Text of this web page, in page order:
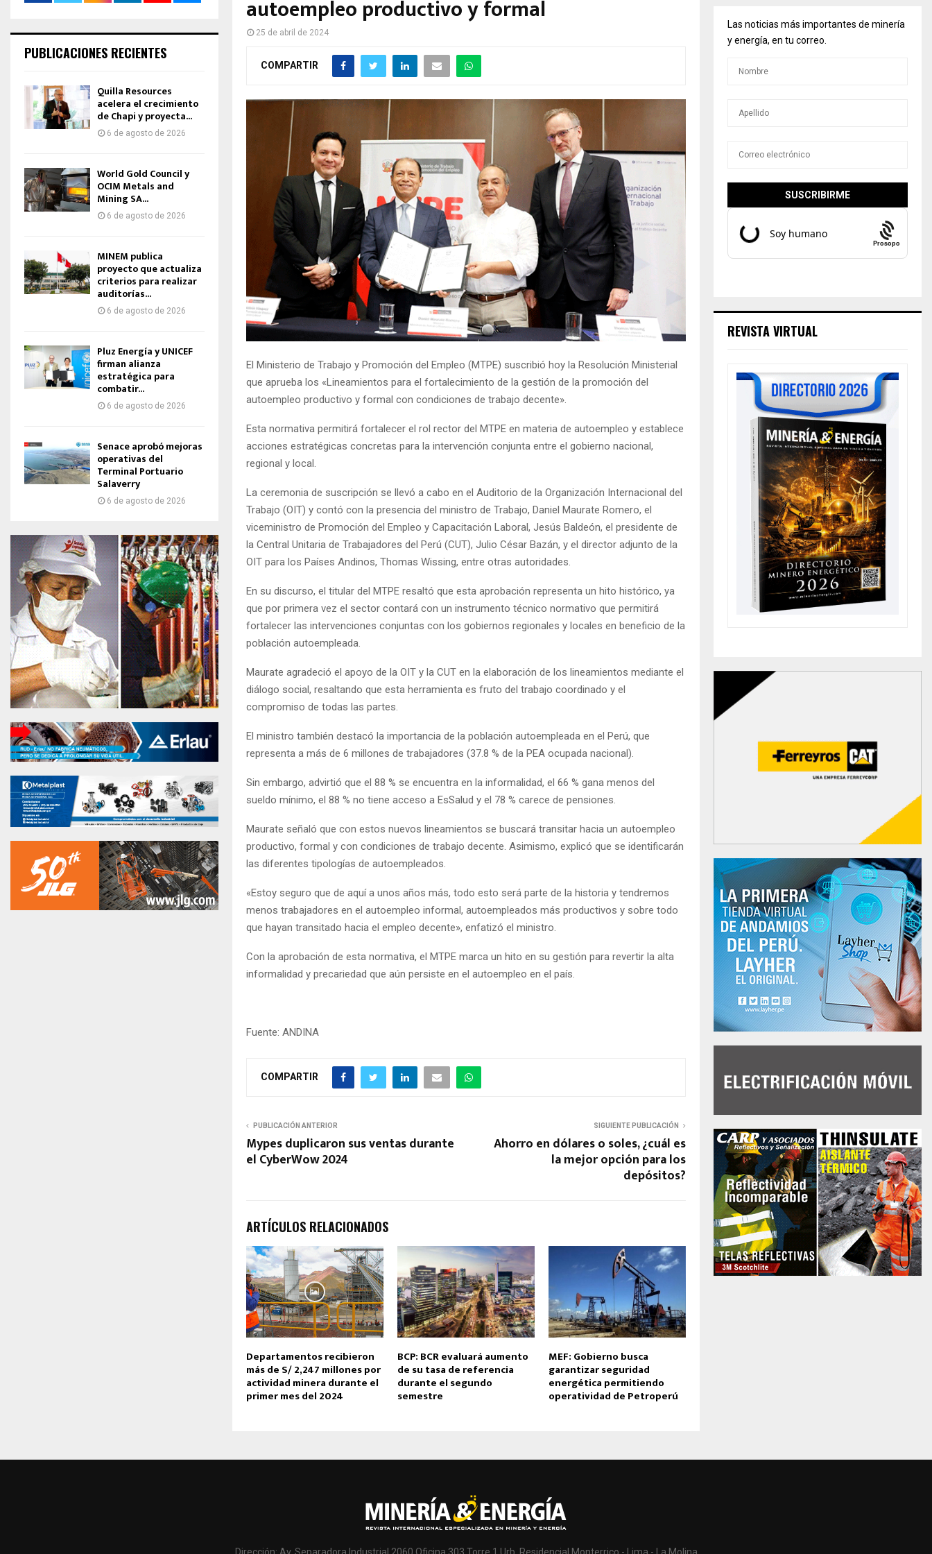
autoempleo productivo y formal
25 de abril de 2024
COMPARTIR
El Ministerio de Trabajo y Promoción del Empleo (MTPE) suscribió hoy la Resolución Ministerial
que aprueba los «Lineamientos para el fortalecimiento de la gestión de la promoción del
autoempleo productivo y formal con condiciones de trabajo decente».
Esta normativa permitirá fortalecer el rol rector del MTPE en materia de autoempleo y establece
acciones estratégicas concretas para la intervención conjunta entre el gobierno nacional,
regional y local.
La ceremonia de suscripción se llevó a cabo en el Auditorio de la Organización Internacional del
Trabajo (OIT) y contó con la presencia del ministro de Trabajo, Daniel Maurate Romero, el
viceministro de Promoción del Empleo y Capacitación Laboral, Jesús Baldeón, el presidente de
la Central Unitaria de Trabajadores del Perú (CUT), Julio César Bazán, y el director adjunto de la
OIT para los Países Andinos, Thomas Wissing, entre otras autoridades.
En su discurso, el titular del MTPE resaltó que esta aprobación representa un hito histórico, ya
que por primera vez el sector contará con un instrumento técnico normativo que permitirá
fortalecer las intervenciones conjuntas con los gobiernos regionales y locales en beneficio de la
población autoempleada.
Maurate agradeció el apoyo de la OIT y la CUT en la elaboración de los lineamientos mediante el
diálogo social, resaltando que esta herramienta es fruto del trabajo coordinado y el
compromiso de todas las partes.
El ministro también destacó la importancia de la población autoempleada en el Perú, que
representa a más de 6 millones de trabajadores (37.8 % de la PEA ocupada nacional).
Sin embargo, advirtió que el 88 % se encuentra en la informalidad, el 66 % gana menos del
sueldo mínimo, el 88 % no tiene acceso a EsSalud y el 78 % carece de pensiones.
Maurate señaló que con estos nuevos lineamientos se buscará transitar hacia un autoempleo
productivo, formal y con condiciones de trabajo decente. Asimismo, explicó que se identificarán
las diferentes tipologías de autoempleados.
«Estoy seguro que de aquí a unos años más, todo esto será parte de la historia y tendremos
menos trabajadores en el autoempleo informal, autoempleados más productivos y sobre todo
que hayan transitado hacia el empleo decente», enfatizó el ministro.
Con la aprobación de esta normativa, el MTPE marca un hito en su gestión para revertir la alta
informalidad y precariedad que aún persiste en el autoempleo en el país.
Fuente: ANDINA
COMPARTIR
PUBLICACIÓN ANTERIOR
Mypes duplicaron sus ventas durante
el CyberWow 2024
SIGUIENTE PUBLICACIÓN
Ahorro en dólares o soles, ¿cuál es
la mejor opción para los
depósitos?
ARTÍCULOS RELACIONADOS
Departamentos recibieron
más de S/ 2,247 millones por
actividad minera durante el
primer mes del 2024
BCP: BCR evaluará aumento
de su tasa de referencia
durante el segundo
semestre
MEF: Gobierno busca
garantizar seguridad
energética permitiendo
operatividad de Petroperú
PUBLICACIONES RECIENTES
Quilla Resources
acelera el crecimiento
de Chapi y proyecta...
6 de agosto de 2026
World Gold Council y
OCIM Metals and
Mining SA...
6 de agosto de 2026
MINEM publica
proyecto que actualiza
criterios para realizar
auditorías...
6 de agosto de 2026
Pluz Energía y UNICEF
firman alianza
estratégica para
combatir...
6 de agosto de 2026
Senace aprobó mejoras
operativas del
Terminal Portuario
Salaverry
6 de agosto de 2026
Las noticias más importantes de minería
y energía, en tu correo.
Prosopo
REVISTA VIRTUAL